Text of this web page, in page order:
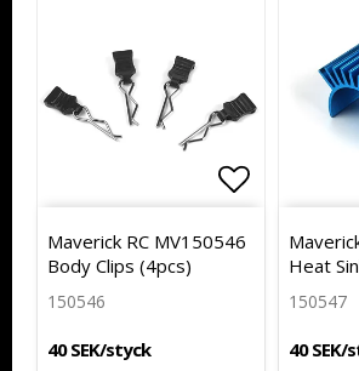
Lägg till i
Lägg till i
Maverick RC MV150546
Body Clips (4pcs)
150546
40 SEK/styck
Heat
150547
40 SEK/